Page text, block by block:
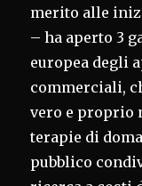
merito alle
– ha aperto 3
europea degli
commerciali,
vero e proprio
terapie di
pubblico